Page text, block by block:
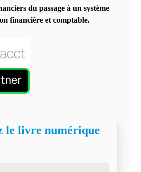
du passage à un système
financière et comptable.
le livre numérique